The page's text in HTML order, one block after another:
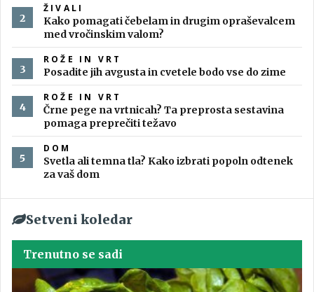
ŽIVALI
Kako pomagati čebelam in drugim opraševalcem
med vročinskim valom?
ROŽE IN VRT
Posadite jih avgusta in cvetele bodo vse do zime
ROŽE IN VRT
Črne pege na vrtnicah? Ta preprosta sestavina
pomaga preprečiti težavo
DOM
Svetla ali temna tla? Kako izbrati popoln odtenek
za vaš dom
Setveni koledar
Trenutno se sadi